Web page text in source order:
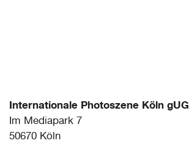
Internationale Photoszene Köln gUG
Im Mediapark 7
50670 Köln